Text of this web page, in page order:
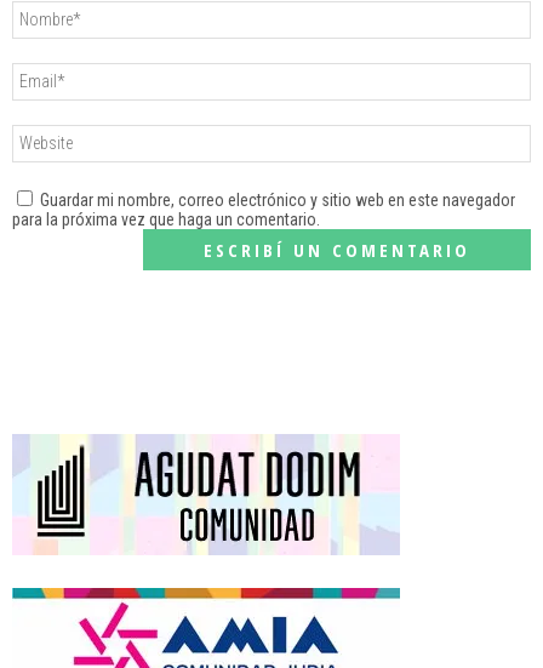
Guardar mi nombre, correo electrónico y sitio web en este navegador
para la próxima vez que haga un comentario.